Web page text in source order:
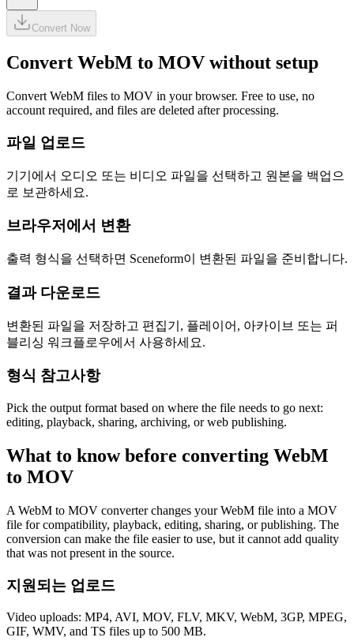
Convert Now
Convert WebM to MOV without setup
Convert WebM files to MOV in your browser. Free to use, no
account required, and files are deleted after processing.
파일 업로드
기기에서 오디오 또는 비디오 파일을 선택하고 원본을 백업으
로 보관하세요.
브라우저에서 변환
출력 형식을 선택하면 Sceneform이 변환된 파일을 준비합니다.
결과 다운로드
변환된 파일을 저장하고 편집기, 플레이어, 아카이브 또는 퍼
블리싱 워크플로우에서 사용하세요.
형식 참고사항
Pick the output format based on where the file needs to go next:
editing, playback, sharing, archiving, or web publishing.
What to know before converting WebM
to MOV
A WebM to MOV converter changes your WebM file into a MOV
file for compatibility, playback, editing, sharing, or publishing. The
conversion can make the file easier to use, but it cannot add quality
that was not present in the source.
지원되는 업로드
Video uploads: MP4, AVI, MOV, FLV, MKV, WebM, 3GP, MPEG,
GIF, WMV, and TS files up to 500 MB.